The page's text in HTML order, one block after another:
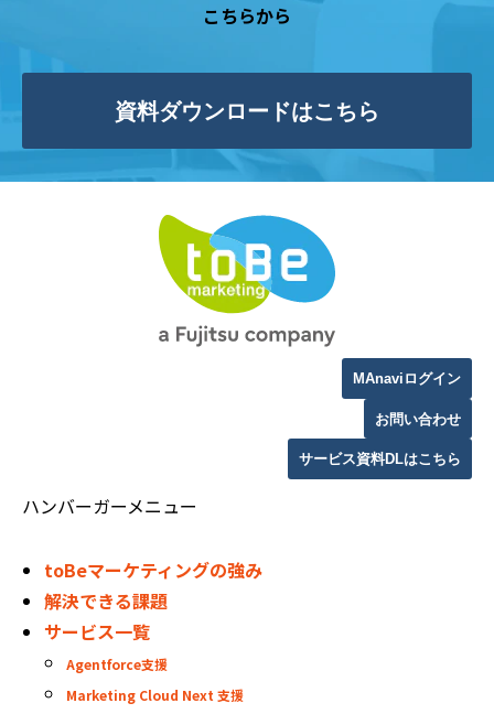
こちらから
資料ダウンロードはこちら
MAnaviログイン
お問い合わせ
サービス資料DLはこちら
ハンバーガーメニュー
toBeマーケティングの強み
解決できる課題
サービス一覧
Agentforce支援
Marketing Cloud Next 支援